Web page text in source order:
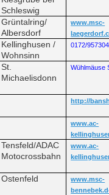
Schleswig
Grüntalring/
Albersdorf
www.msc-
Kellinghusen /
Wohnsinn
0172/
St.
Michaelisdonn
Wühlmäuse
http://
www.ac-
Tensfeld/ADAC
Motocrossbahn
www.ac-
Ostenfeld
www.msc-